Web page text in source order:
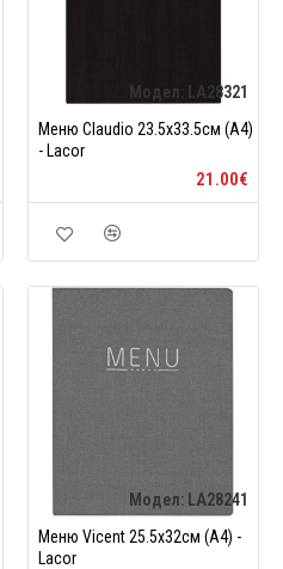
Модел:
LA28321
Меню Claudio 23.5х33.5см (А4)
- Lacor
21.00€
Модел: LA28241
Меню Vicent 25.5x32см (A4) -
Lacor